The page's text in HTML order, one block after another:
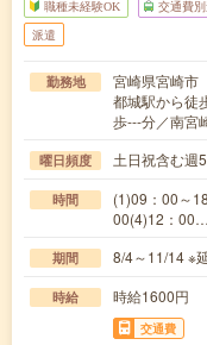
職種未経験OK 交通費
派遣
勤務地
宮崎県宮崎市
都城駅から徒
歩---分／南宮
曜日頻度 土日祝含む週
時間
(1)09：00～
00(4)12：00…
期間 8/4～11/14 ※
時給 時給1600円
交通費